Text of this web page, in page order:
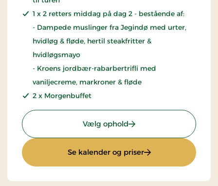
1 x 2 retters middag på dag 2 - bestående af:
- Dampede muslinger fra Jegindø med urter,
hvidløg & fløde, hertil steakfritter &
hvidløgsmayo
- Kroens jordbær-rabarbertrifli med
vaniljecreme, markroner & fløde
2 x Morgenbuffet
Vælg ophold: Muslingeophold
Se kalender og priser: Muslingeophold